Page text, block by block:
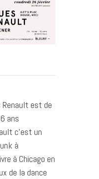
Renault est de
ans
c’est un
à
à Chicago en
de la dance